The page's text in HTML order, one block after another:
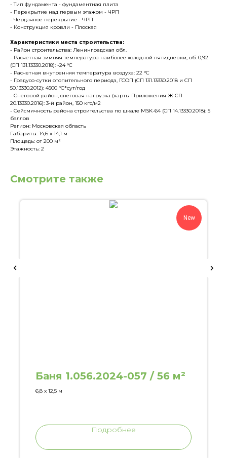
- Тип фундамента - фундаментная плита
- Перекрытие над первым этажом - ЧРП
- Чердачное перекрытие - ЧРП
- Конструкция кровли - Плоская
Характеристики места строительства:
- Район строительства: Ленинградская обл.
- Расчетная зимняя температура наиболее холодной пятидневки, об. 0,92
(СП 131.13330.2018): -24 °С
- Расчетная внутренняя температура воздуха: 22 °С
- Градусо-сутки отопительного периода, ГСОП (СП 131.13330.2018 и СП
50.13330.2012): 4500 °С*сут/год
- Снеговой район, снеговая нагрузка (карты Приложения Ж СП
20.13330.2016): 3-й район, 150 кгс/м2
- Сейсмичность района строительства по шкале MSK-64 (СП 14.13330.2018): 5
баллов
Регион: Московская область
Габариты: 14,6 х 14,1 м
Площадь: от 200 м²
Этажность: 2
Смотрите также
New
Баня 1.056.2024-057 / 56 м²
6,8 х 12,5 м
Подробнее